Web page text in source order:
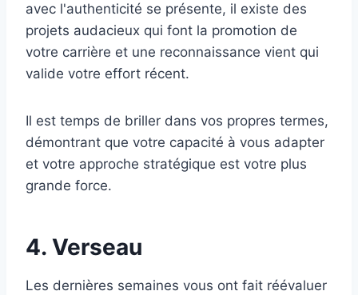
avec l'authenticité se présente, il existe des
projets audacieux qui font la promotion de
votre carrière et une reconnaissance vient qui
valide votre effort récent.
Il est temps de briller dans vos propres termes,
démontrant que votre capacité à vous adapter
et votre approche stratégique est votre plus
grande force.
4. Verseau
Les dernières semaines vous ont fait réévaluer